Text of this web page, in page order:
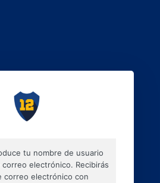
tu nombre de usuario
electrónico. Recibirás
correo electrónico con